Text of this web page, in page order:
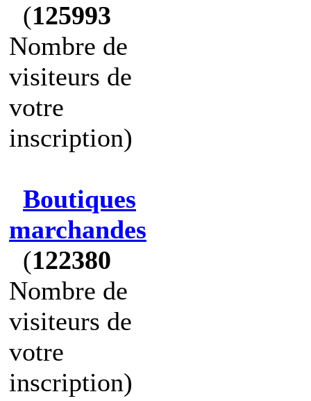
(125993
Nombre de
visiteurs de
votre
inscription)
Boutiques
marchandes
(122380
Nombre de
visiteurs de
votre
inscription)